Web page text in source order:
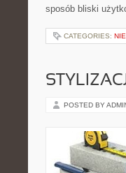
sposób bliski
CATEGORIES:
POSTED BY